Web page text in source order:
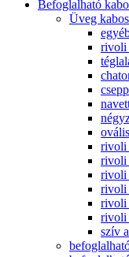
Befoglalható
Üveg
rivoli
rivoli
rivoli
rivoli
rivoli
rivoli
rivoli
szív